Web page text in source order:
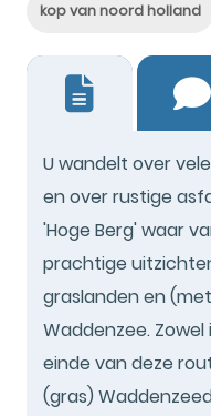
kop van noord holland
U wandelt over
en over rustige
'Hoge Berg' waar
prachtige
graslanden en
Waddenzee.
einde van deze
(gras)